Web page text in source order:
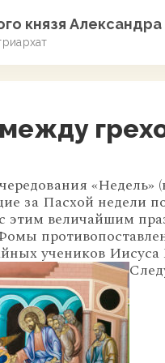
князя
«Недель»
за Пасхой недели
этим величайшим
учеников Иисуса